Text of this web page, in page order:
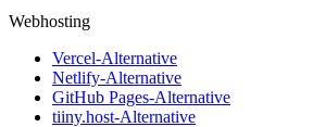
Webhosting
Vercel-Alternative
Netlify-Alternative
GitHub Pages-Alternative
tiiny.host-Alternative